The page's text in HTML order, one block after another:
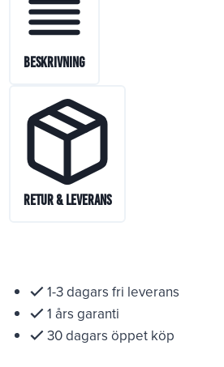
Beskrivning
Retur & Leverans
1-3 dagars fri leverans
1 års garanti
30 dagars öppet köp